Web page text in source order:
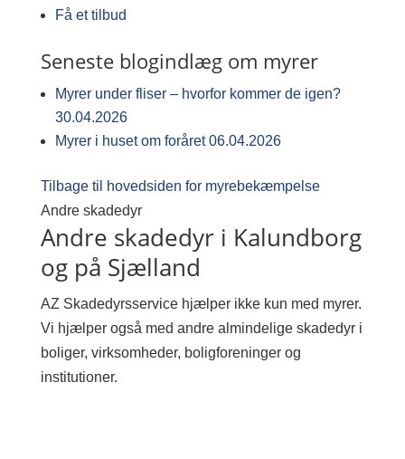
Få et tilbud
Seneste blogindlæg om myrer
Myrer under fliser – hvorfor kommer de igen?
30.04.2026
Myrer i huset om foråret 06.04.2026
Tilbage til hovedsiden for myrebekæmpelse
Andre skadedyr
Andre skadedyr i Kalundborg
og på Sjælland
AZ Skadedyrsservice hjælper ikke kun med myrer.
Vi hjælper også med andre almindelige skadedyr i
boliger, virksomheder, boligforeninger og
institutioner.